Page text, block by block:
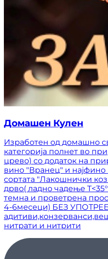
Домашен Кулен
Изработен од домашно
категорија полнет во
црево) со додаток на
вино "Вранец" и
сортата "Лакошнички
дрво( ладно чадење
темна и проветрена
4-6месеци) БЕЗ
нитрати и нитрити